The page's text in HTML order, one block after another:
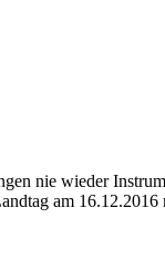
nie wieder
am